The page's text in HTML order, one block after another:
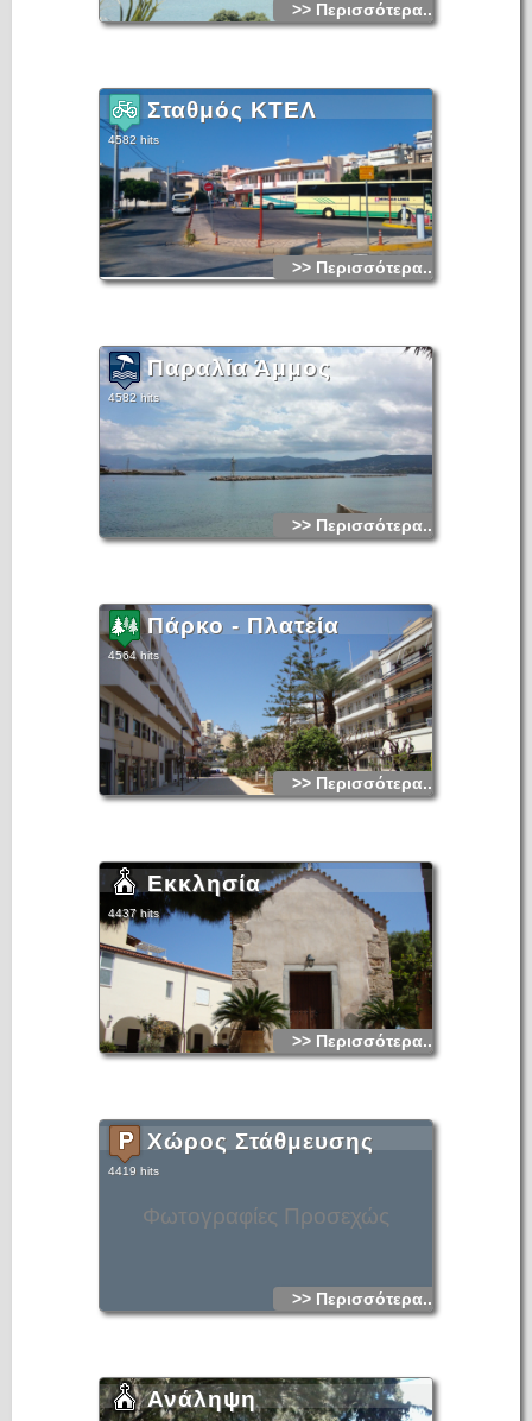
>> Περισσότερα...
Σταθμός ΚΤΕΛ
4582 hits
>> Περισσότερα...
Παραλία Άμμος
4582 hits
>> Περισσότερα...
Πάρκο - Πλατεία
4564 hits
>> Περισσότερα...
Εκκλησία
4437 hits
>> Περισσότερα...
Φωτογραφίες Προσεχώς
Χώρος Στάθμευσης
4419 hits
>> Περισσότερα...
Ανάληψη